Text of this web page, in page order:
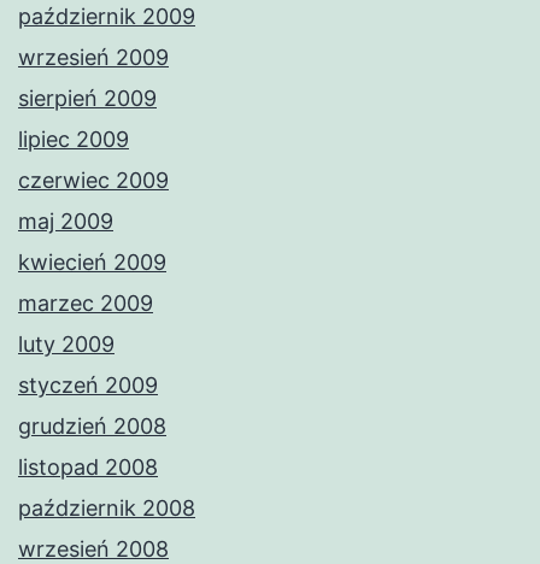
październik 2009
wrzesień 2009
sierpień 2009
lipiec 2009
czerwiec 2009
maj 2009
kwiecień 2009
marzec 2009
luty 2009
styczeń 2009
grudzień 2008
listopad 2008
październik 2008
wrzesień 2008